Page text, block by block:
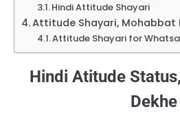
Hindi Attitude Shayari
Attitude Shayari, Mohabbat
Attitude Shayari for
Hindi Atitude
Dekhe